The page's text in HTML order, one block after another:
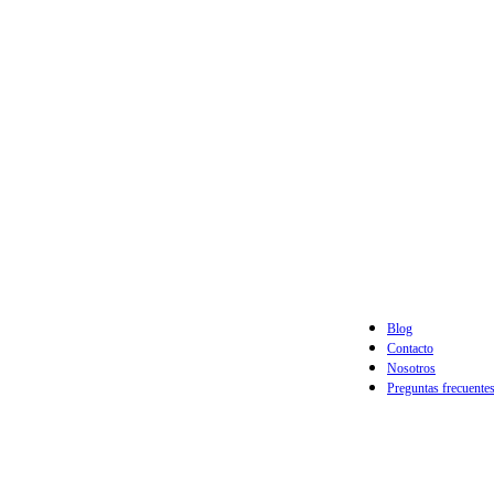
Blog
Contacto
Nosotros
Preguntas frecuentes